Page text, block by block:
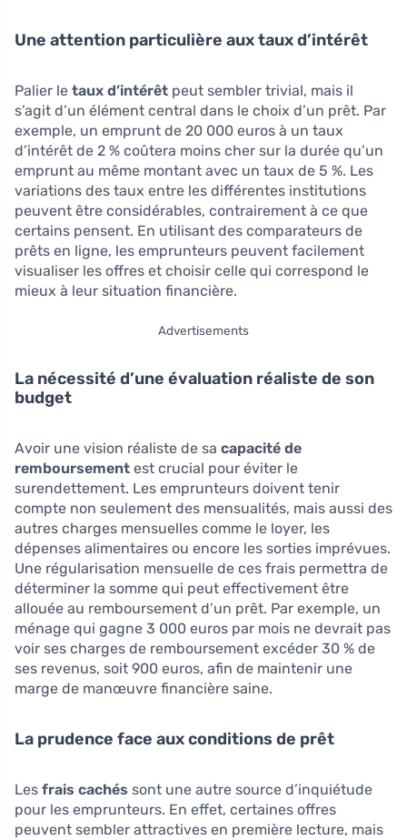
Une attention particulière aux taux d’intérêt
Palier le taux d’intérêt peut sembler trivial, mais il
s’agit d’un élément central dans le choix d’un prêt. Par
exemple, un emprunt de 20 000 euros à un taux
d’intérêt de 2 % coûtera moins cher sur la durée qu’un
emprunt au même montant avec un taux de 5 %. Les
variations des taux entre les différentes institutions
peuvent être considérables, contrairement à ce que
certains pensent. En utilisant des comparateurs de
prêts en ligne, les emprunteurs peuvent facilement
visualiser les offres et choisir celle qui correspond le
mieux à leur situation financière.
Advertisements
La nécessité d’une évaluation réaliste de son
budget
Avoir une vision réaliste de sa capacité de
remboursement est crucial pour éviter le
surendettement. Les emprunteurs doivent tenir
compte non seulement des mensualités, mais aussi des
autres charges mensuelles comme le loyer, les
dépenses alimentaires ou encore les sorties imprévues.
Une régularisation mensuelle de ces frais permettra de
déterminer la somme qui peut effectivement être
allouée au remboursement d’un prêt. Par exemple, un
ménage qui gagne 3 000 euros par mois ne devrait pas
voir ses charges de remboursement excéder 30 % de
ses revenus, soit 900 euros, afin de maintenir une
marge de manœuvre financière saine.
La prudence face aux conditions de prêt
Les frais cachés sont une autre source d’inquiétude
pour les emprunteurs. En effet, certaines offres
peuvent sembler attractives en première lecture, mais